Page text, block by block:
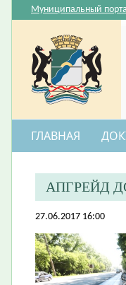
Муниципальный
ГЛАВНАЯ
АПГРЕЙД
27.06.2017 16:00